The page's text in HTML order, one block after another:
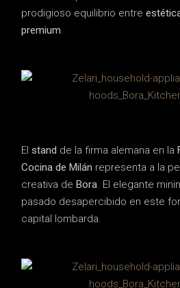
prodigioso equilibrio entre
premium.
Elstand de la firma alemana en la
Cocina de Milán representa a la
creativa de Bora. El elegante
pasado desapercibido en este
capital lombarda.